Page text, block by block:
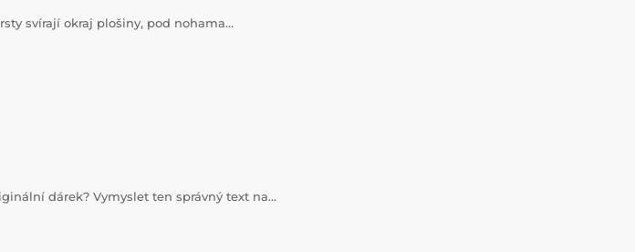
svírají okraj plošiny, pod nohama…
dárek? Vymyslet ten správný text na…